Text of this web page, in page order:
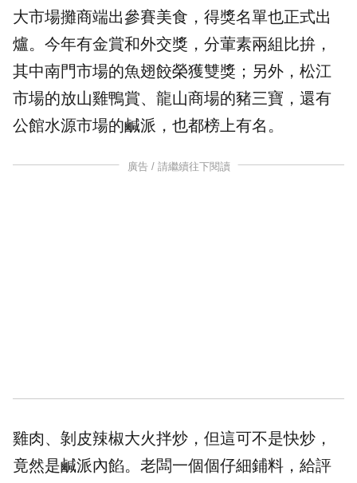
大市場攤商端出參賽美食，得獎名單也正式出
爐。今年有金賞和外交獎，分葷素兩組比拚，
其中南門市場的魚翅餃榮獲雙獎；另外，松江
市場的放山雞鴨賞、龍山商場的豬三寶，還有
公館水源市場的鹹派 ，也都榜上有名。
廣告 / 請繼續往下閱讀
雞肉、剝皮辣椒大火拌炒，但這可不是快炒，
竟然是鹹派內餡。老闆一個個仔細鋪料，給評